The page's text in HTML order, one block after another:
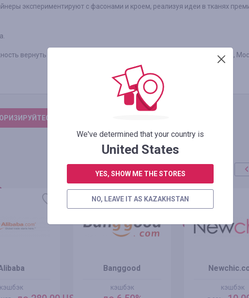
экспериментируют с фасонами и кроем, реализуя идеи в тканях
вернуть изделие в один из магазинов GATE31 в Санкт-Петербурге,
ЧТОБЫ ОСТАВИТЬ ОТЗЫВ
кэшбэк
Banggood
кэшбэк
акция
+100%
кэшбэк
We've determined that your country is
United States
YES, SHOW ME THE STORES
NO, LEAVE IT AS KAZAKHSTAN